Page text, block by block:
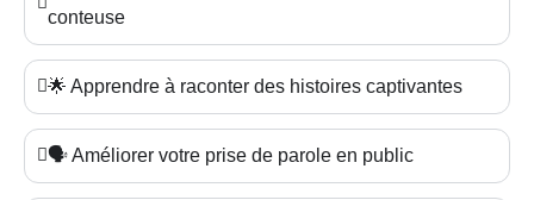
conteuse
🌟 Apprendre à raconter des histoires captivantes
🗣️ Améliorer votre prise de parole en public